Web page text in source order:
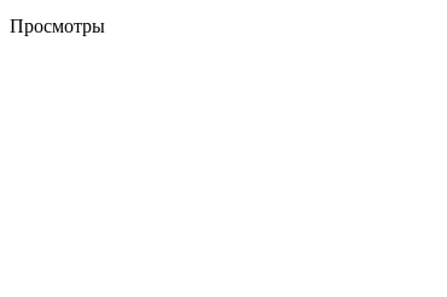
Просмотры